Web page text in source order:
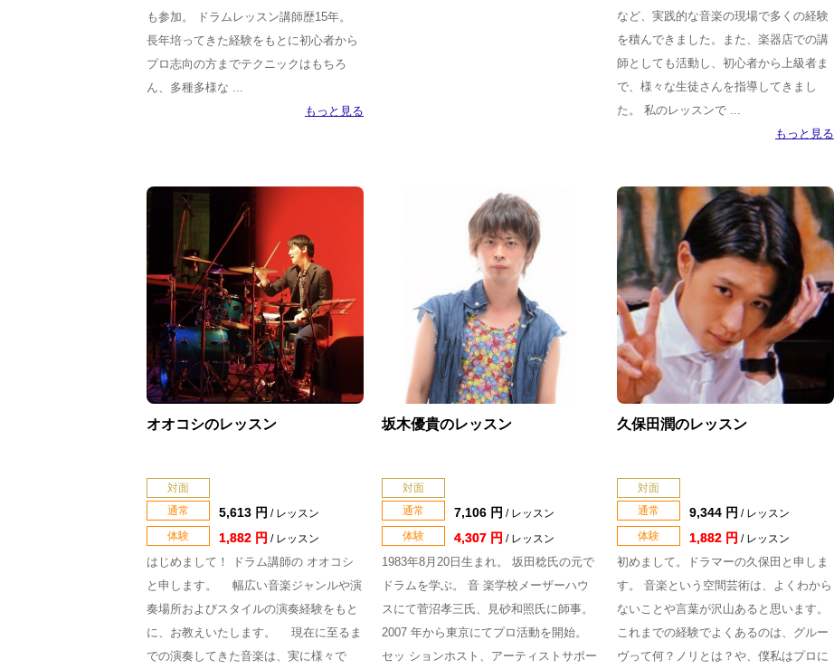
も参加。 ドラムレッスン講師歴15年。
長年培ってきた経験をもとに初心者から
プロ志向の方までテクニックはもちろ
ん、多種多様な ...
もっと見る
など、実践的な音楽の現場で多くの経験
を積んできました。また、楽器店での講
師としても活動し、初心者から上級者ま
で、様々な生徒さんを指導してきまし
た。 私のレッスンで ...
もっと見る
オオコシのレッスン
対面
通常
5,613 円 / レッスン
体験
1,882 円 / レッスン
はじめまして！ ドラム講師の オオコシ
と申します。 幅広い音楽ジャンルや演
奏場所およびスタイルの演奏経験をもと
に、お教えいたします。 現在に至るま
での演奏してきた音楽は、実に様々で
坂木優貴のレッスン
対面
通常
7,106 円 / レッスン
体験
4,307 円 / レッスン
1983年8月20日生まれ。 坂田稔氏の元で
ドラムを学ぶ。 音 楽学校メーザーハウ
スにて菅沼孝三氏、見砂和照氏に師事。
2007 年から東京にてプロ活動を開始。
セッ ションホスト、アーティストサポー
久保田潤のレッスン
対面
通常
9,344 円 / レッスン
体験
1,882 円 / レッスン
初めまして。ドラマーの久保田と申しま
す。 音楽という空間芸術は、よくわから
ないことや言葉が沢山あると思います。
これまでの経験でよくあるのは、グルー
ヴって何？ノリとは？や、僕私はプロに